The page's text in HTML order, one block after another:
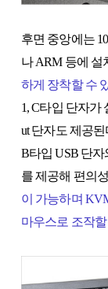
후면 중앙에는
나 ARM 등에 설
하게 장착할 수
1, C타입 단자가
ut 단자도 제공
B타입 USB 단
를 제공해 편의
이 가능하며
마우스로 조작할